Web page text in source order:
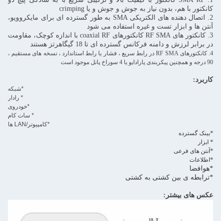
کانکتور با هم، بدون نیاز به جوش و جوش و یا crimping
2. اتصال دهنده های الکتریکی SMA به طور گسترده ای برای مایکروویو،
آنتن ها و ابزار تست و غیره استفاده می شود
3. کانکتور های RF SMA کانکتورهای coaxial RF با اندازه کوچک، مقاومت
در برابر لرزش و دامنه فرکانس گسترده ای تا 18 گیگاهرتز هستند
4. کانکتورهای RF SMA در رابط سریع ، فشار یا رابط استاندارد ، نسخه های مستقیم ،
90 درجه و همچنین پیکربندی پارادایو یا 4 سوراخ پانل موجود است
کاربرد:
*شبکه
* رادار
*خودروی
* سات کام
*کامپیوتر/LAN ها
*بینک گسترده
* ابزار
*آنتن های فرعی
*اطلاعات
*هوافضا
*ترابطه ی بین کشتی به کشتی
عکس های بیشتر: